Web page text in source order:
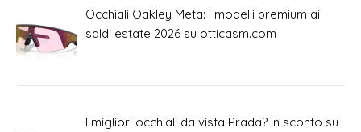
Occhiali Oakley Meta: i modelli premium ai
saldi estate 2026 su otticasm.com
I migliori occhiali da vista Prada? In sconto su